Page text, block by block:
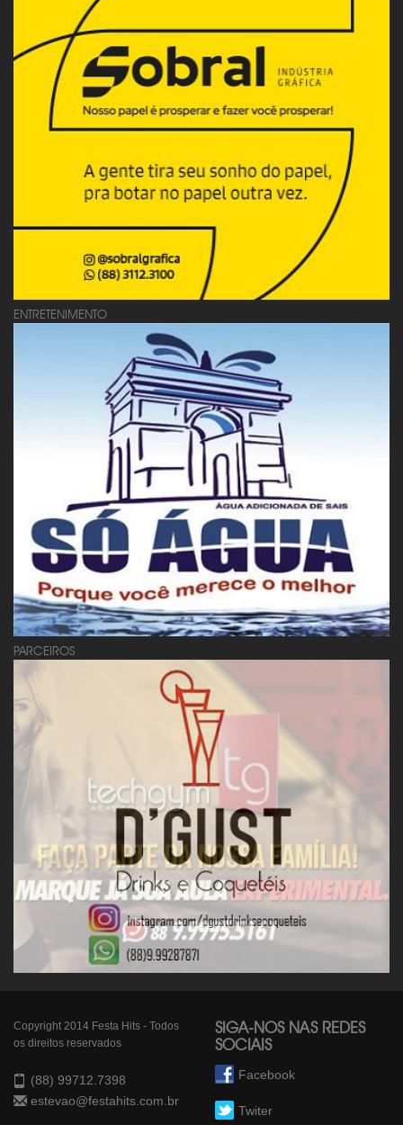
ENTRETENIMENTO
PARCEIROS
Copyright 2014 Festa Hits - Todos
os direitos reservados
(88) 99712.7398
estevao@festahits.com.br
SIGA-NOS NAS REDES
SOCIAIS
Facebook
Twiter